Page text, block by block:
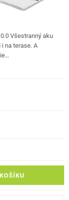
Všestranný aku
na terase. A